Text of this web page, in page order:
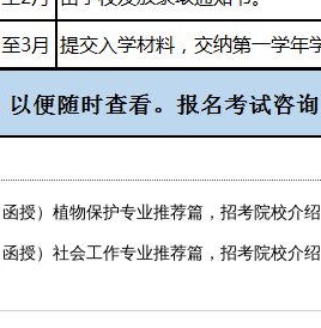
授）植物保护专业推荐篇，招考院校介绍
授）社会工作专业推荐篇，招考院校介绍